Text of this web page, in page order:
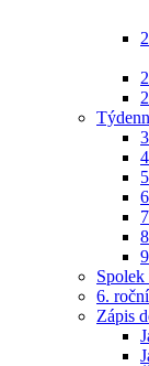
6.
Zápis